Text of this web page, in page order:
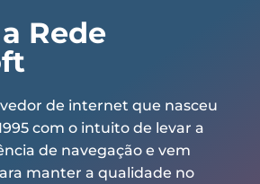
Rede
de internet que nasceu
com o intuito de levar a
de navegação e vem
manter a qualidade no